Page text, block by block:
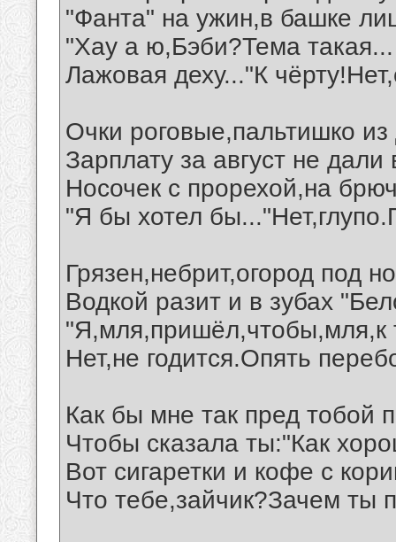
"Фанта" на ужин,в башке
"Хау а ю,Бэби?Тема такая...
Лажовая деху..."К
Очки роговые,пальтишко
Зарплату за август не
Носочек с прорехой,на
"Я бы хотел
Грязен,небрит,огород под
Водкой разит и в зубах
"Я,мля,пришёл,чтобы,мля,к
Нет,не годится.Опять
Как бы мне так пред тобой
Чтобы сказала ты:"Как
Вот сигаретки и кофе с
Что тебе,зайчик?Зачем ты